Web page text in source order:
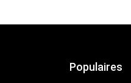
Populaires